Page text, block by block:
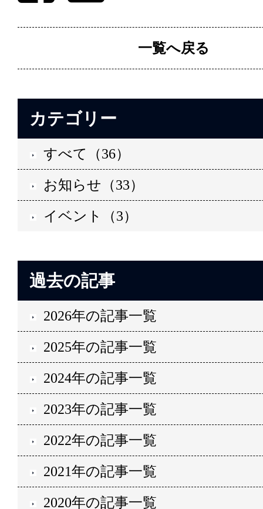
一覧へ戻る
カテゴリー
すべて（36）
お知らせ（33）
イベント（3）
過去の記事
2026年の記事一覧
2025年の記事一覧
2024年の記事一覧
2023年の記事一覧
2022年の記事一覧
2021年の記事一覧
2020年の記事一覧